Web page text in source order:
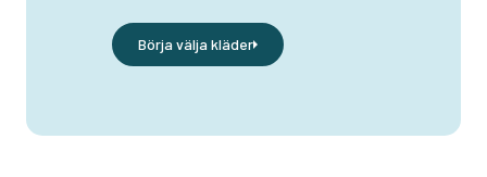
Börja välja kläder